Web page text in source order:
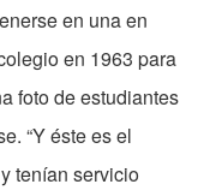
en una en
en 1963 para
foto de estudiantes
“Y éste es el
tenían servicio